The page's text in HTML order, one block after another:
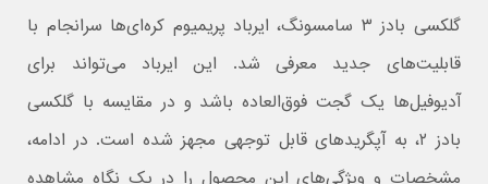
گلکسی بادز ۳ سامسونگ، ایرباد پریمیوم کره‌ای‌ها سرانجام با
قابلیت‌های جدید معرفی شد. این ایرباد می‌تواند برای
آدیوفیل‌ها یک گجت فوق‌العاده باشد و در مقایسه با گلکسی
بادز ۲، به آپگرید‌های قابل توجهی مجهز شده است. در ادامه،
مشخصات و ویژگی‌های این محصول را در یک نگاه مشاهده